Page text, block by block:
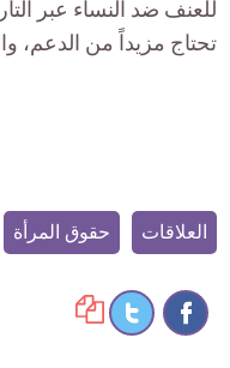
للعنف ضد النساء عبر
تحتاج مزيداً من الدعم،
العلاقات حقوق المرأة